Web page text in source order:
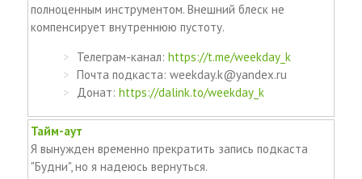
полноценным инструментом. Внешний блеск не
компенсирует внутреннюю пустоту.
Телеграм-канал: https://t.me/weekday_k
Почта подкаста: weekday.k@yandex.ru
Донат: https://dalink.to/weekday_k
Тайм-аут
Я вынужден временно прекратить запись подкаста
"Будни", но я надеюсь вернуться.